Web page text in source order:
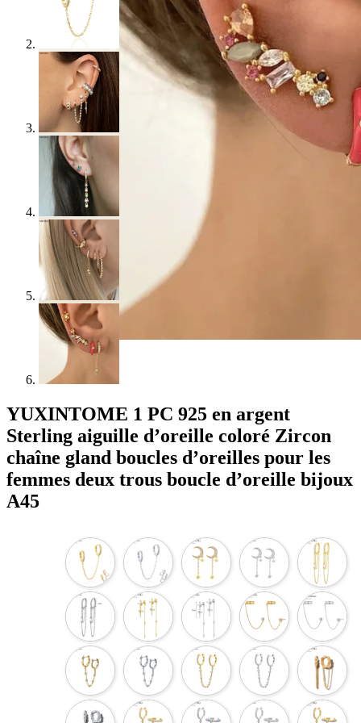
YUXINTOME 1 PC 925 en argent
Sterling aiguille d’oreille coloré Zircon
chaîne gland boucles d’oreilles pour les
femmes deux trous boucle d’oreille bijoux
A45